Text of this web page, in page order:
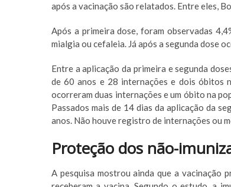
após a vacinação são relatados. Entre eles,
Após a primeira dose, foram observadas
mialgia ou cefaleia. Já após a segunda dose
Entre a aplicação da primeira e segunda
de 60 anos e 28 internações e dois óbitos
ocorreram duas internações e um óbito na
Passados mais de 14 dias da aplicação da
anos. Não houve registro de internações ou
Proteção dos não-
A pesquisa mostrou ainda que a vacinação